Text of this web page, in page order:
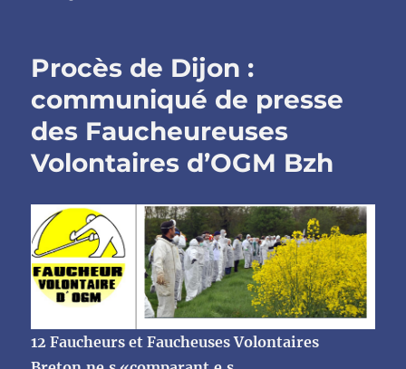
Procès de Dijon :
communiqué de presse
des Faucheureuses
Volontaires d’OGM Bzh
12 Faucheurs et Faucheuses Volontaires